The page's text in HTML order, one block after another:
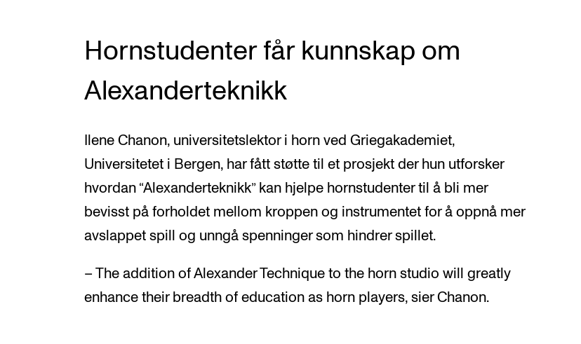
Hornstudenter får kunnskap om
Alexanderteknikk
Ilene Chanon, universitetslektor i horn ved Griegakademiet,
Universitetet i Bergen, har fått støtte til et prosjekt der hun utforsker
hvordan “Alexanderteknikk” kan hjelpe hornstudenter til å bli mer
bevisst på forholdet mellom kroppen og instrumentet for å oppnå mer
avslappet spill og unngå spenninger som hindrer spillet.
– The addition of Alexander Technique to the horn studio will greatly
enhance their breadth of education as horn players, sier Chanon.